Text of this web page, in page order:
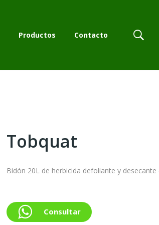
Productos Contacto
Tobquat
Bidón 20L de herbicida defoliante y
Consultar